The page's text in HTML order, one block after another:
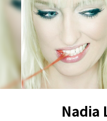
初回30日間無料お試し
Nadia